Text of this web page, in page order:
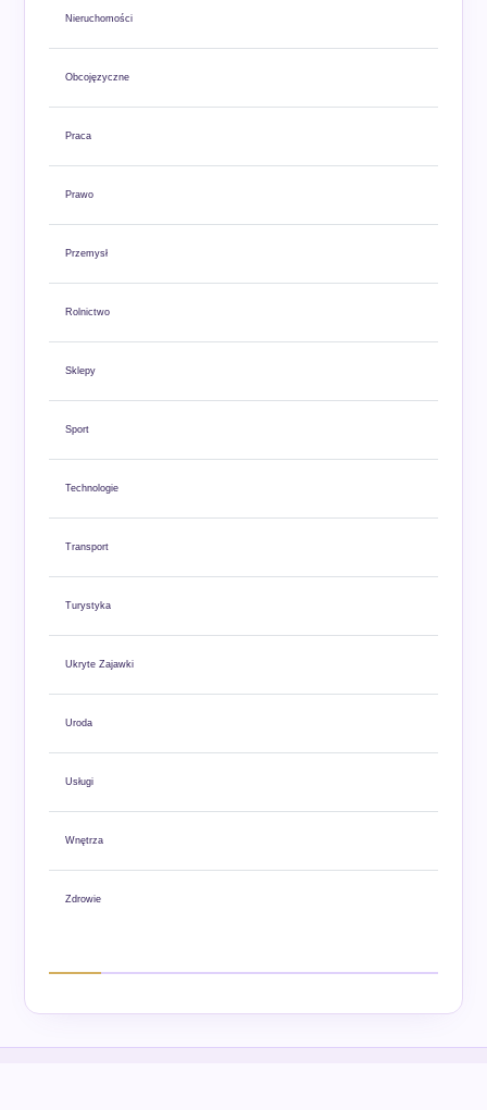
Nieruchomości
Obcojęzyczne
Praca
Prawo
Przemysł
Rolnictwo
Sklepy
Sport
Technologie
Transport
Turystyka
Ukryte Zajawki
Uroda
Usługi
Wnętrza
Zdrowie